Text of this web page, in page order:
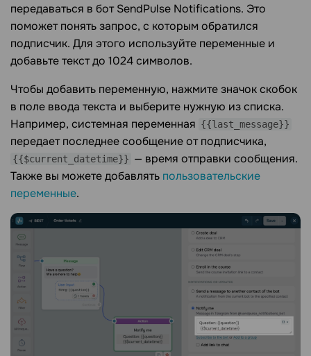
передаваться в бот SendPulse Notifications. Это
поможет понять запрос, с которым обратился
подписчик. Для этого используйте переменные и
добавьте текст до 1024 символов.
Чтобы добавить переменную, нажмите значок скобок
в поле ввода текста и выберите нужную из списка.
Например, системная переменная {{last_message}}
передает последнее сообщение от подписчика,
{{$current_datetime}} — время отправки сообщения.
Также вы можете добавлять пользовательские
переменные.